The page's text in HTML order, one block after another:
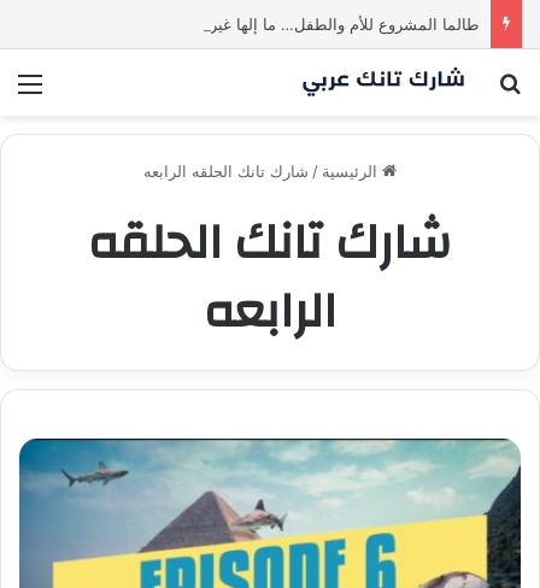
بحث عن
الرئيسية / شارك تانك الحلقه الرابعه
شارك تانك الحلقه
الرابعه